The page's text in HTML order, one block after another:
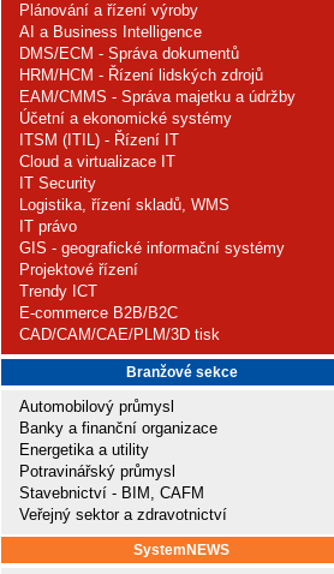
Plánování a řízení výroby
AI a Business Intelligence
DMS/ECM - Správa dokumentů
HRM/HCM - Řízení lidských zdrojů
EAM/CMMS - Správa majetku a údržby
Účetní a ekonomické systémy
ITSM (ITIL) - Řízení IT
Cloud a virtualizace IT
IT Security
Logistika, řízení skladů, WMS
IT právo
GIS - geografické informační systémy
Projektové řízení
Trendy ICT
E-commerce B2B/B2C
CAD/CAM/CAE/PLM/3D tisk
Branžové sekce
Automobilový průmysl
Banky a finanční organizace
Energetika a utility
Potravinářský průmysl
Stavebnictví - BIM, CAFM
Veřejný sektor a zdravotnictví
SystemNEWS